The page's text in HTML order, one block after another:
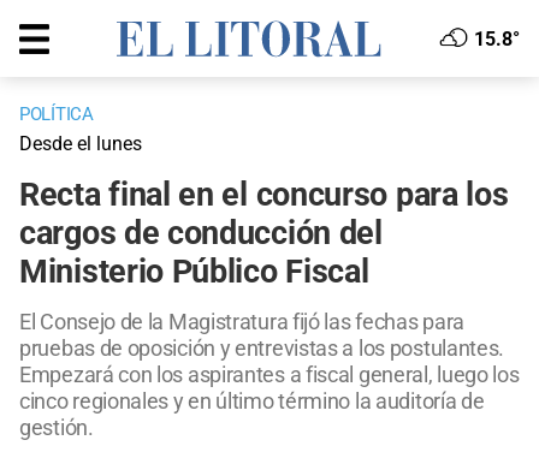
15.8°
POLÍTICA
Desde el lunes
Recta final en el concurso para los
cargos de conducción del
Ministerio Público Fiscal
El Consejo de la Magistratura fijó las fechas para
pruebas de oposición y entrevistas a los postulantes.
Empezará con los aspirantes a fiscal general, luego los
cinco regionales y en último término la auditoría de
gestión.